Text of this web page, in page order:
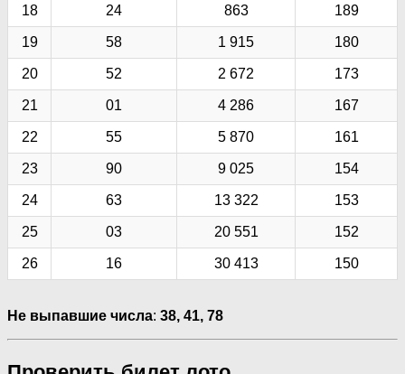
18 24 863 189
19 58 1 915 180
20 52 2 672 173
21 01 4 286 167
22 55 5 870 161
23 90 9 025 154
24 63 13 322 153
25 03 20 551 152
26 16 30 413 150
Не выпавшие числа: 38, 41, 78